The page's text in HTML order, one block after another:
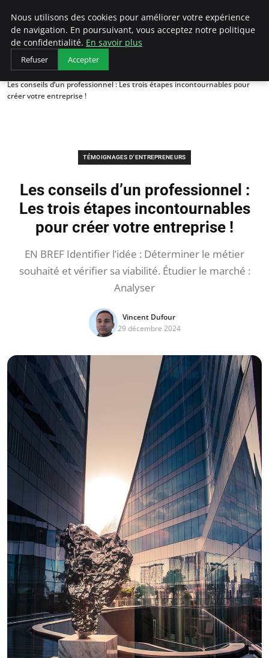
LECFCM
Accueil
Témoignages d'entrepreneurs
Les conseils d’un professionnel : Les trois étapes incontournables pour
créer votre entreprise !
TÉMOIGNAGES D'ENTREPRENEURS
Les conseils d’un professionnel :
Les trois étapes incontournables
pour créer votre entreprise !
EN BREF Identifier l’idée : Déterminer le métier
souhaité et vérifier sa viabilité. Étudier le marché :
Analyser
Vincent Dufour
29 décembre 2024
Nous utilisons des cookies pour améliorer votre expérience
de navigation. En poursuivant, vous acceptez notre politique
de confidentialité. En savoir plus
Refuser Accepter